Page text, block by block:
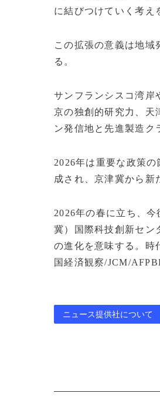
に結びつけていく考え
この拡張の意義は地域
る。
サンフランシスコ湾岸
京の独創的研究力、天
ン発信地と先進製造ク
2026年は重要な政策
成され、京津冀から新
2026年の春に立ち、
冀）国際科技創新セン
の進化を意味する。時
国経済観察/JCM/
ニュース提供社について